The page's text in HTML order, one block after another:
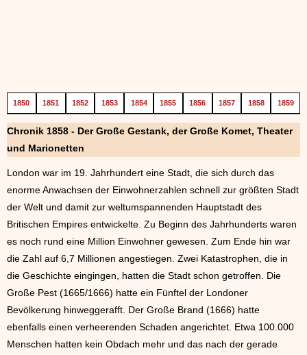
1850 1851 1852 1853 1854 1855 1856 1857 1858 1859
Chronik 1858 - Der Große Gestank, der Große Komet, Theater
und Marionetten
London war im 19. Jahrhundert eine Stadt, die sich durch das
enorme Anwachsen der Einwohnerzahlen schnell zur größten Stadt
der Welt und damit zur weltumspannenden Hauptstadt des
Britischen Empires entwickelte. Zu Beginn des Jahrhunderts waren
es noch rund eine Million Einwohner gewesen. Zum Ende hin war
die Zahl auf 6,7 Millionen angestiegen. Zwei Katastrophen, die in
die Geschichte eingingen, hatten die Stadt schon getroffen. Die
Große Pest (1665/1666) hatte ein Fünftel der Londoner
Bevölkerung hinweggerafft. Der Große Brand (1666) hatte
ebenfalls einen verheerenden Schaden angerichtet. Etwa 100.000
Menschen hatten kein Obdach mehr und das nach der gerade